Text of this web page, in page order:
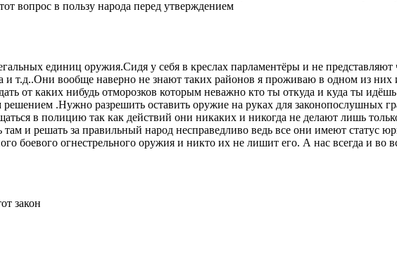
вопрос в пользу народа перед утверждением
единиц оружия.Сидя у себя в креслах парламентёры и не
и т.д..Они вообще наверно не знают таких районов я проживаю в одном из
от каких нибудь отморозков которым неважно кто ты откуда и куда ты
.Нужно разрешить оставить оружие на руках для законопослушных
в полицию так как действий они никаких и никогда не делают лишь
и решать за правильный народ несправедливо ведь все они имеют статус
боевого огнестрельного оружия и никто их не лишит его. А нас всегда и во
закон